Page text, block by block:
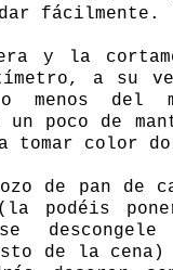
fácilmente.
y la
a su
menos del
un poco de
tomar color
de pan de
podéis
descongele
de la